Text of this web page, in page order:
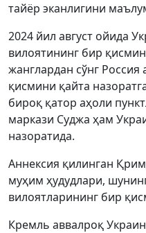
тайёр эканлигини
2024 йил август ойида
вилоятининг бир
жанглардан сўнг
қисмини қайта
бироқ қатор аҳоли
маркази Суджа ҳам
назоратида.
Аннексия қилинган
муҳим ҳудудлари,
вилоятларининг бир
Кремль аввалроқ